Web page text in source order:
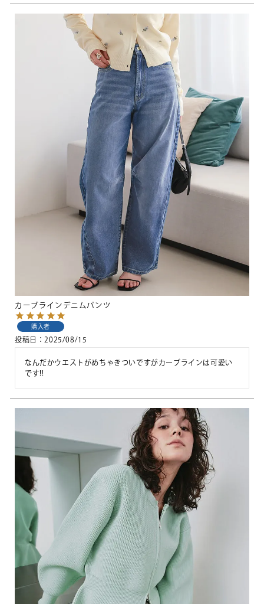
カーブラインデニムパンツ
購入者
投稿日 2025/08/15
なんだかウエストがめちゃきついですがカーブラインは可愛い
です!!